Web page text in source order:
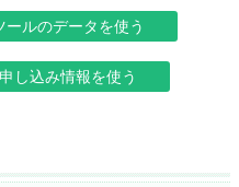
ールのデータを使う
し込み情報を使う